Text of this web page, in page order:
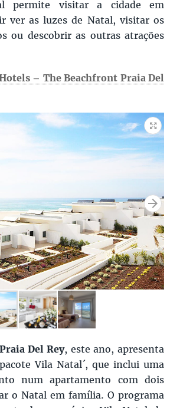
permite visitar a cidade em
ver as luzes de Natal, visitar os
ou descobrir as outras atrações
– The Beachfront Praia Del
Del Rey, este ano, apresenta
Vila Natal´, que inclui uma
num apartamento com dois
o Natal em família. O programa